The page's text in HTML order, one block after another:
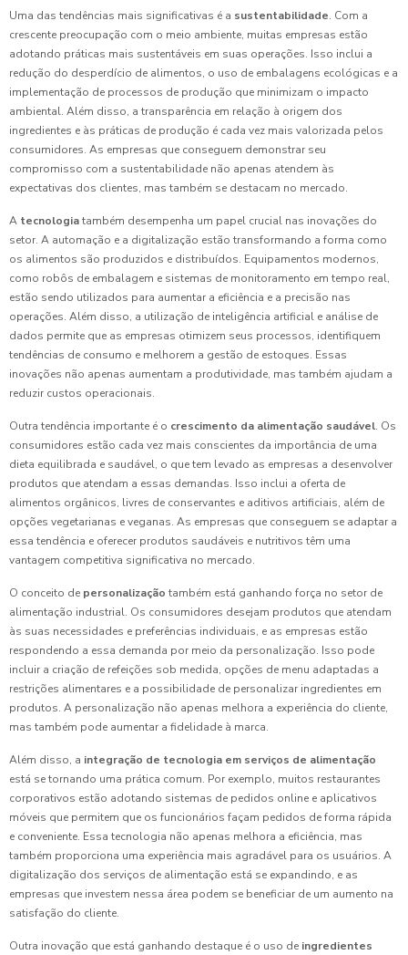
Uma das tendências mais significativas é a sustentabilidade. Com a
crescente preocupação com o meio ambiente, muitas empresas estão
adotando práticas mais sustentáveis em suas operações. Isso inclui a
redução do desperdício de alimentos, o uso de embalagens ecológicas e a
implementação de processos de produção que minimizam o impacto
ambiental. Além disso, a transparência em relação à origem dos
ingredientes e às práticas de produção é cada vez mais valorizada pelos
consumidores. As empresas que conseguem demonstrar seu
compromisso com a sustentabilidade não apenas atendem às
expectativas dos clientes, mas também se destacam no mercado.
A tecnologiatambém desempenha um papel crucial nas inovações do
setor. A automação e a digitalização estão transformando a forma como
os alimentos são produzidos e distribuídos. Equipamentos modernos,
como robôs de embalagem e sistemas de monitoramento em tempo real,
estão sendo utilizados para aumentar a eficiência e a precisão nas
operações. Além disso, a utilização de inteligência artificial e análise de
dados permite que as empresas otimizem seus processos, identifiquem
tendências de consumo e melhorem a gestão de estoques. Essas
inovações não apenas aumentam a produtividade, mas também ajudam a
reduzir custos operacionais.
Outra tendência importante é o crescimento da alimentação saudável. Os
consumidores estão cada vez mais conscientes da importância de uma
dieta equilibrada e saudável, o que tem levado as empresas a desenvolver
produtos que atendam a essas demandas. Isso inclui a oferta de
alimentos orgânicos, livres de conservantes e aditivos artificiais, além de
opções vegetarianas e veganas. As empresas que conseguem se adaptar a
essa tendência e oferecer produtos saudáveis e nutritivos têm uma
vantagem competitiva significativa no mercado.
O conceito de personalização também está ganhando força no setor de
alimentação industrial. Os consumidores desejam produtos que atendam
às suas necessidades e preferências individuais, e as empresas estão
respondendo a essa demanda por meio da personalização. Isso pode
incluir a criação de refeições sob medida, opções de menu adaptadas a
restrições alimentares e a possibilidade de personalizar ingredientes em
produtos. A personalização não apenas melhora a experiência do cliente,
mas também pode aumentar a fidelidade à marca.
Além disso, a integração de tecnologia em serviços de alimentação
está se tornando uma prática comum. Por exemplo, muitos restaurantes
corporativos estão adotando sistemas de pedidos online e aplicativos
móveis que permitem que os funcionários façam pedidos de forma rápida
e conveniente. Essa tecnologia não apenas melhora a eficiência, mas
também proporciona uma experiência mais agradável para os usuários. A
digitalização dos serviços de alimentação está se expandindo, e as
empresas que investem nessa área podem se beneficiar de um aumento na
satisfação do cliente.
Outra inovação que está ganhando destaque é o uso de ingredientes